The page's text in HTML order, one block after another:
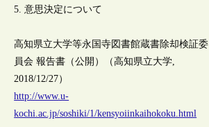
5. 意思決定について
高知県立大学等永国寺図書館蔵書除却検証委
員会 報告書（公開）（高知県立大学,
2018/12/27）
http://www.u-
kochi.ac.jp/soshiki/1/kensyoiinkaihokoku.html